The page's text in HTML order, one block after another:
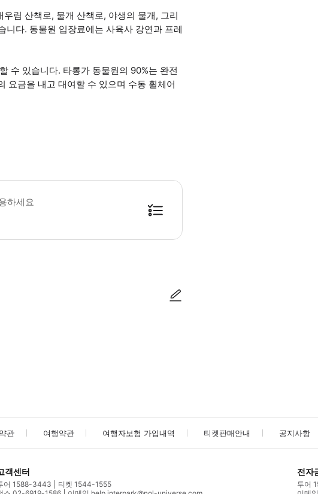
림 산책로, 물개 산책로, 야생의 물개, 그리
니다. 동물원 입장료에는 사육사 강연과 프레
수 있습니다. 타롱가 동물원의 90%는 완전
요금을 내고 대여할 수 있으며 수동 휠체어
야생동물 병원도 운영하고 있습니다. - 동물원에서는 이동 지원이 필요한 분들을 위해
하세요
관 여행약관 여행자보험 가입내역 티켓판매안내 공지사항
객센터
어 1588-3443
티켓 1544-1555
전자
투어